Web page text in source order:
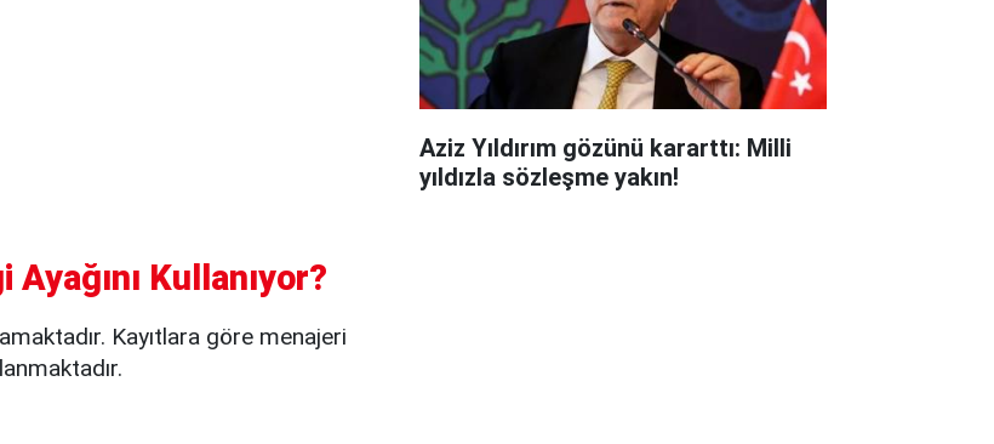
Kullanıyor?
Kayıtlara göre menajeri
Aziz Yıldırım gözünü kararttı: Milli
yıldızla sözleşme yakın!